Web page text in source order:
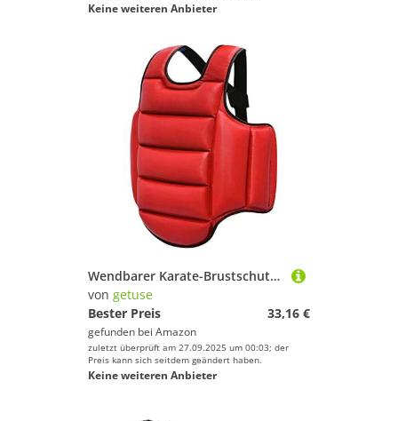
Keine weiteren Anbieter
Wendbarer Karate-Brustschutz, verstellbar, für Damen, Rippenschild, Boxen, Taekwondo, Schutzweste, Rot / Blau, Größe XL
von getuse
Bester Preis
33,16 €
gefunden bei Amazon
zuletzt überprüft am 27.09.2025 um 00:03; der
Preis kann sich seitdem geändert haben.
Keine weiteren Anbieter